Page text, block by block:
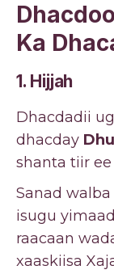
Ka
1. Hijjah
Dhacdadii
dhacday
shanta tiir ee
Sanad
isugu
raacaan
xaaskiisa